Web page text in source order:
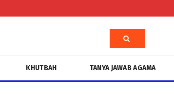
KHUTBAH TANYA JAWAB AGAMA